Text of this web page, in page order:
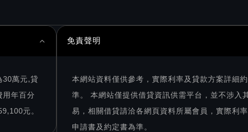
30萬元,貸
年百分
元。
免責聲明
本網站資料僅供參考，實際利率及貸款方案詳細
準。 本網站僅提供借貸資訊供需平台，並不涉入
易，相關借貸請洽各網頁資料所屬會員，實際利
申請書及約定書為準。